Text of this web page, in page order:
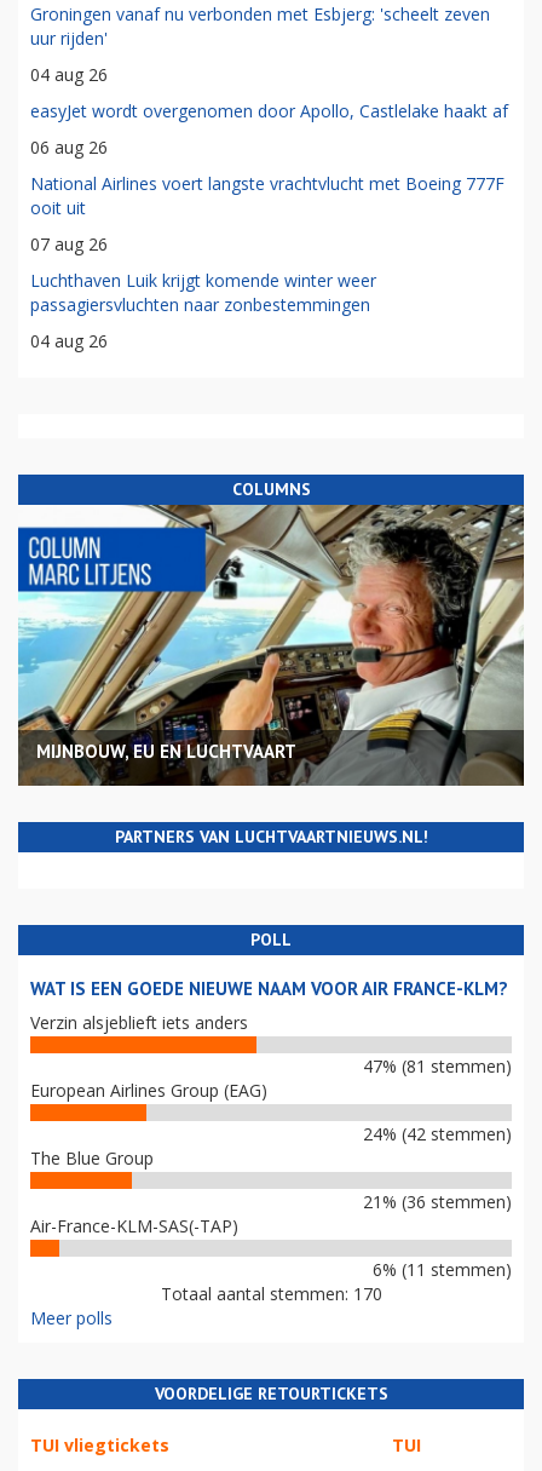
Groningen vanaf nu verbonden met Esbjerg: 'scheelt zeven
uur rijden'
04 aug 26
easyJet wordt overgenomen door Apollo, Castlelake haakt af
06 aug 26
National Airlines voert langste vrachtvlucht met Boeing 777F
ooit uit
07 aug 26
Luchthaven Luik krijgt komende winter weer
passagiersvluchten naar zonbestemmingen
04 aug 26
COLUMNS
MIJNBOUW, EU EN LUCHTVAART
PARTNERS VAN LUCHTVAARTNIEUWS.NL!
POLL
WAT IS EEN GOEDE NIEUWE NAAM VOOR AIR FRANCE-KLM?
Verzin alsjeblieft iets anders
47% (81 stemmen)
European Airlines Group (EAG)
24% (42 stemmen)
The Blue Group
21% (36 stemmen)
Air-France-KLM-SAS(-TAP)
6% (11 stemmen)
Totaal aantal stemmen: 170
Meer polls
VOORDELIGE RETOURTICKETS
TUI vliegtickets TUI